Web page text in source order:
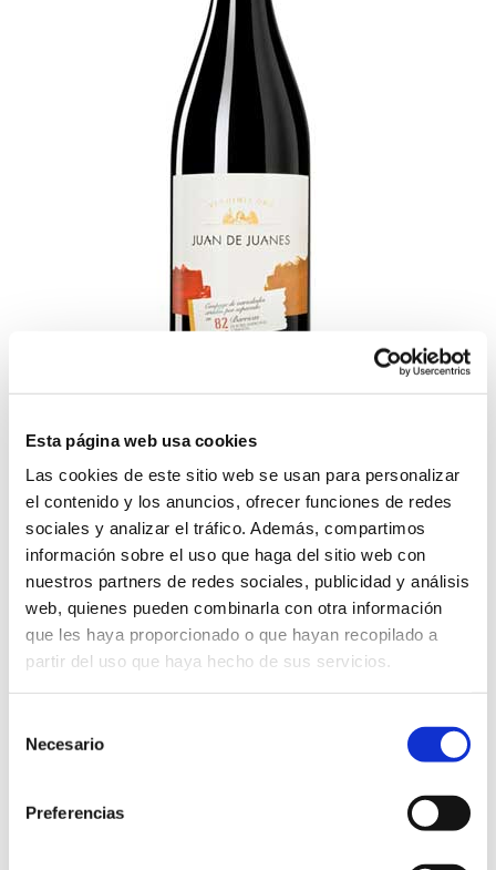
Esta página web usa cookies
Las cookies de este sitio web se usan para personalizar
el contenido y los anuncios, ofrecer funciones de redes
sociales y analizar el tráfico. Además, compartimos
información sobre el uso que haga del sitio web con
nuestros partners de redes sociales, publicidad y análisis
web, quienes pueden combinarla con otra información
que les haya proporcionado o que hayan recopilado a
partir del uso que haya hecho de sus servicios.
Necesario
Preferencias
Juan de Juanes Vendimia Oro Tinto
Medalla de oro, Tintos
JUAN DE JUANES VENDIMIA ORO TINTO TIPO Tinto 14
meses en barrica VARIEDADES 35% Syrah, 35% Merlot,
15% Cabernet Franc y 15% Cabernet Sauvignon. CATA A la
vista: Color rojo picota muy intenso con reflejos
violáceos en el ribete. Al olfato: Notas de bayas negras
maduras perfectamente integradas con elegantes
notas tostadas provenientes de la [...]